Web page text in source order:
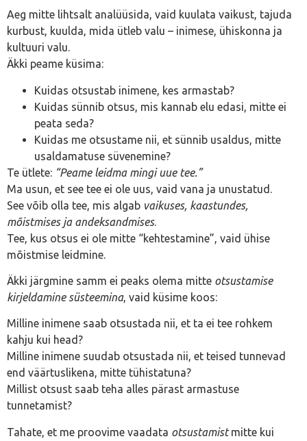
Aeg mitte lihtsalt analüüsida, vaid kuulata vaikust, tajuda
kurbust, kuulda, mida ütleb valu – inimese, ühiskonna ja
kultuuri valu.
Äkki peame küsima:
Kuidas otsustab inimene, kes armastab?
Kuidas sünnib otsus, mis kannab elu edasi, mitte ei
peata seda?
Kuidas me otsustame nii, et sünnib usaldus, mitte
usaldamatuse süvenemine?
Te ütlete: “Peame leidma mingi uue tee.”
Ma usun, et see tee ei ole uus, vaid vana ja unustatud.
See võib olla tee, mis algab vaikuses, kaastundes,
mõistmises ja andeksandmises.
Tee, kus otsus ei ole mitte “kehtestamine”, vaid ühise
mõistmise leidmine.
Äkki järgmine samm ei peaks olema mitte otsustamise
kirjeldamine süsteemina, vaid küsime koos:
Milline inimene saab otsustada nii, et ta ei tee rohkem
kahju kui head?
Milline inimene suudab otsustada nii, et teised tunnevad
end väärtuslikena, mitte tühistatuna?
Millist otsust saab teha alles pärast armastuse
tunnetamist?
Tahate, et me proovime vaadata otsustamistmitte kui